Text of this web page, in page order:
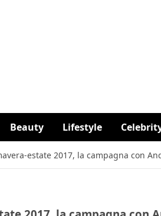
Beauty Lifestyle
estate 2017, la campagna con